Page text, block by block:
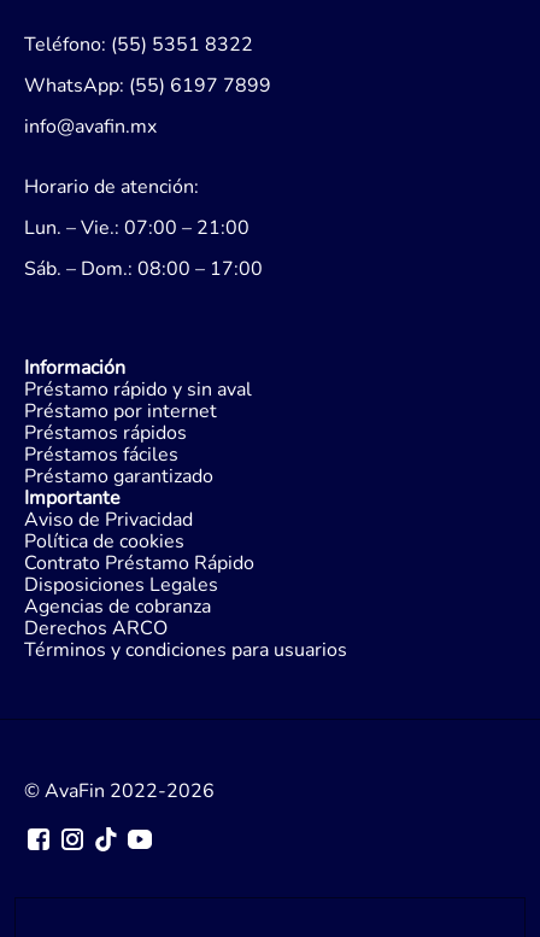
Teléfono: (55) 5351 8322
WhatsApp: (55) 6197 7899
info@avafin.mx
Horario de atención:
Lun. – Vie.: 07:00 – 21:00
Sáb. – Dom.: 08:00 – 17:00
Información
Préstamo rápido y sin aval
Préstamo por internet
Préstamos rápidos
Préstamos fáciles
Préstamo garantizado
Importante
Aviso de Privacidad
Política de cookies
Contrato Préstamo Rápido
Disposiciones Legales
Agencias de cobranza
Derechos ARCO
Términos y condiciones para usuarios
© AvaFin 2022-2026